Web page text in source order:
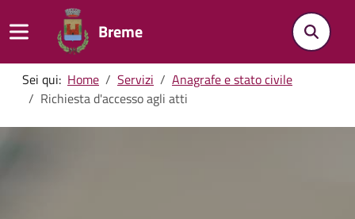
Breme
Sei qui: Home Servizi
Anagrafe e stato civile
Richiesta d'accesso agli atti